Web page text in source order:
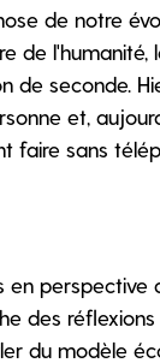
de notre
de
de seconde.
et,
faire sans
en perspective
des
du modèle